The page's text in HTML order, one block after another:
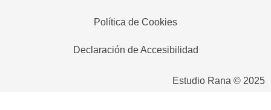
Política de Cookies
Declaración de Accesibilidad
Estudio Rana © 2025